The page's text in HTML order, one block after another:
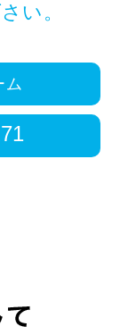
い。
ム